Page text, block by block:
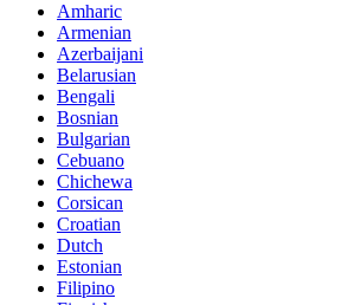
Amharic
Armenian
Azerbaijani
Belarusian
Bengali
Bosnian
Bulgarian
Cebuano
Chichewa
Corsican
Croatian
Dutch
Estonian
Filipino